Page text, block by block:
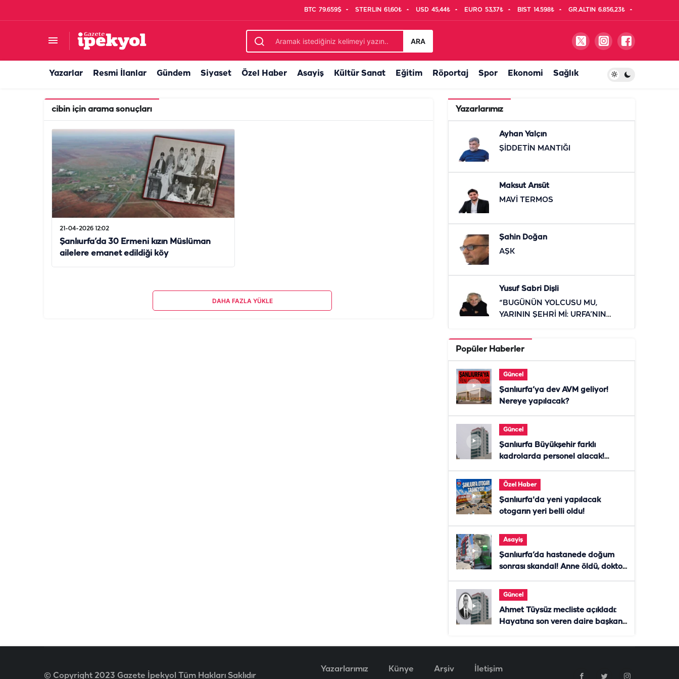
BTC 79.659$ STERLIN 61,60₺ USD 45,44₺ EURO 53,37₺ BIST 14.598₺ GR.ALTIN 6.856,23₺
ARA
Yazarlar Resmi İlanlar Gündem Siyaset Özel Haber Asayiş Kültür Sanat Eğitim Röportaj Spor Ekonomi Sağlık
cibin için arama sonuçları
21-04-2026 12:02
Şanlıurfa’da 30 Ermeni kızın Müslüman
ailelere emanet edildiği köy
DAHA FAZLA YÜKLE
Yazarlarımız
Ayhan Yalçın
ŞİDDETİN MANTIĞI
Maksut Arısüt
MAVİ TERMOS
Şahin Doğan
AŞK
Yusuf Sabri Dişli
“BUGÜNÜN YOLCUSU MU,
YARININ ŞEHRİ Mİ: URFA’NIN
Popüler Haberler
Güncel
Şanlıurfa’ya dev AVM geliyor!
Nereye yapılacak?
Güncel
Şanlıurfa Büyükşehir farklı
kadrolarda personel alacak!
Özel Haber
Şanlıurfa'da yeni yapılacak
otogarın yeri belli oldu!
Asayiş
Şanlıurfa’da hastanede doğum
sonrası skandal! Anne öldü, doktor
Güncel
Ahmet Tüysüz mecliste açıkladı:
Hayatına son veren daire başkanı
bıraktı
© Copyright 2023 Gazete İpekyol Tüm Hakları Saklıdır
Yazarlarımız Künye Arşiv
İletişim